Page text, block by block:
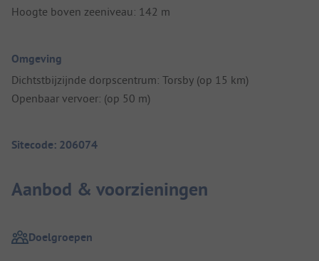
Hoogte boven zeeniveau: 142 m
Omgeving
Dichtstbijzijnde dorpscentrum: Torsby (op 15 km)
Openbaar vervoer: (op 50 m)
Sitecode: 206074
Aanbod & voorzieningen
Doelgroepen